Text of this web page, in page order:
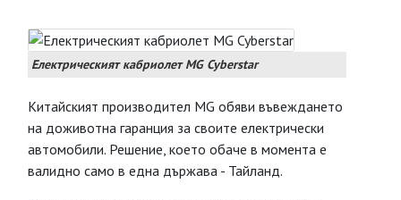
Електрическият кабриолет MG Cyberstar
Китайският производител MG обяви въвеждането
на доживотна гаранция за своите електрически
автомобили. Решение, което обаче в момента е
валидно само в една държава - Тайланд.